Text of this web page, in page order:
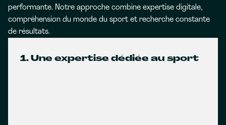
performante. Notre approche combine expertise digitale,
compréhension du monde du sport et recherche constante
de résultats.
1. Une expertise dédiée au sport